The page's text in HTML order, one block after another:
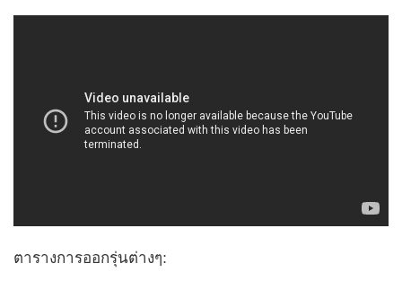
ตารางการออกรุ่นต่างๆ: